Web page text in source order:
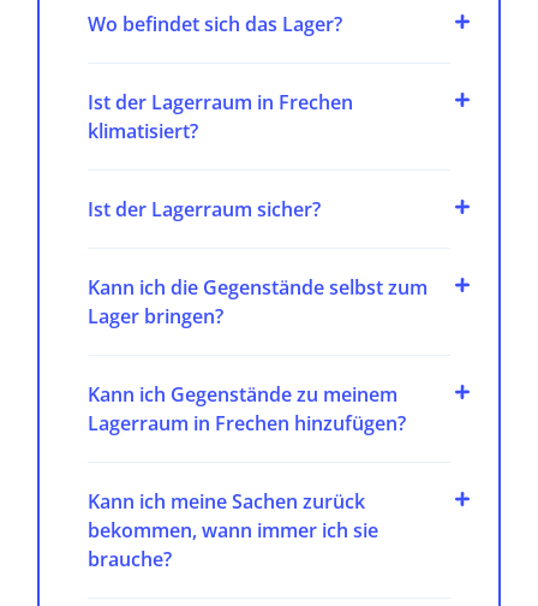
Wo befindet sich das Lager?
Ist der Lagerraum in Frechen
klimatisiert?
Ist der Lagerraum sicher?
Kann ich die Gegenstände selbst zum
Lager bringen?
Kann ich Gegenstände zu meinem
Lagerraum in Frechen hinzufügen?
Kann ich meine Sachen zurück
bekommen, wann immer ich sie
brauche?